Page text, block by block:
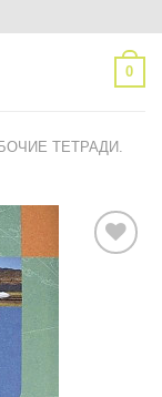
0
ТЕТРАДИ.
ДОБАВИТЬ
В СПИСОК
ЖЕЛАНИЙ